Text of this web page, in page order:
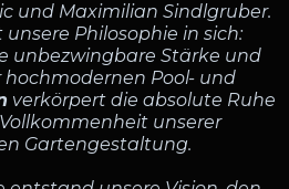
und Maximilian Sindlgruber.
Philosophie in sich:
unbezwingbare Stärke und
hochmodernen Pool- und
verkörpert die absolute Ruhe
unserer
Gartengestaltung.